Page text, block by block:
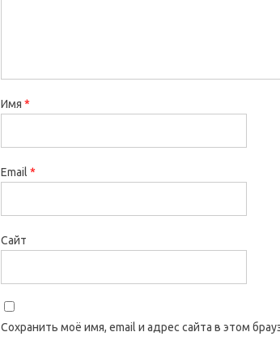
Имя *
Email *
Сайт
Сохранить моё имя, email и адрес сайта в этом